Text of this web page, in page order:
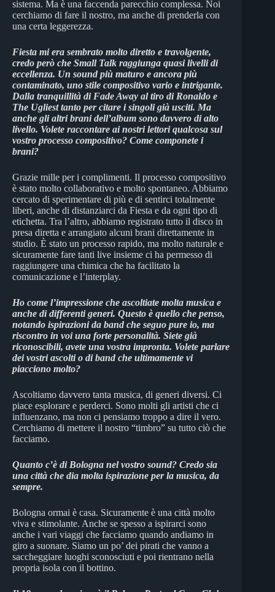
sistema. Ma è una faccenda parecchio complessa. Noi
cerchiamo di fare il nostro, ma anche di prenderla con
una certa leggerezza.
Fiesta mi era sembrato molto diretto e travolgente,
credo però che Small Talk raggiunga quasi livelli di
eccellenza. Un sound più maturo e ancora più
contaminato, uno stile compositivo vario e intrigante.
Dalla tranquillità di Fade Away al tiro di Ronaldo e
The Ugliest tanto per citare i singoli già usciti. Ma
anche gli altri brani dell’album sono davvero di alto
livello. Volete raccontare ai nostri lettori qualcosa sul
vostro processo compositivo? Come componete i
brani?
Grazie mille per i complimenti. Il processo compositivo
è stato molto collaborativo e molto spontaneo. Abbiamo
cercato di sperimentare di più e di sentirci totalmente
liberi, anche di distanziarci da Fiesta e da ogni tipo di
etichetta. Tra l’altro, abbiamo registrato tutto il disco in
presa diretta e arrangiato alcuni brani direttamente in
studio. È stato un processo rapido, ma molto naturale e
sicuramente fare tanti live insieme ci ha permesso di
raggiungere una chimica che ha facilitato la
comunicazione e l’interplay.
Ho come l’impressione che ascoltiate molta musica e
anche di differenti generi. Questo è quello che penso,
notando ispirazioni da band che seguo pure io, ma
riscontro in voi una forte personalità. Siete già
riconoscibili, avete una vostra impronta. Volete parlare
dei vostri ascolti o di band che ultimamente vi
piacciono molto?
Ascoltiamo davvero tanta musica, di generi diversi. Ci
piace esplorare e perderci. Sono molti gli artisti che ci
influenzano, ma non ci pensiamo troppo a dire il vero.
Cerchiamo di mettere il nostro “timbro” su tutto ciò che
facciamo.
Quanto c’è di Bologna nel vostro sound? Credo sia
una città che dia molta ispirazione per la musica, da
sempre.
Bologna ormai è casa. Sicuramente è una città molto
viva e stimolante. Anche se spesso a ispirarci sono
anche i vari viaggi che facciamo quando andiamo in
giro a suonare. Siamo un po’ dei pirati che vanno a
saccheggiare luoghi sconosciuti e poi rientrano nella
propria isola con il bottino.